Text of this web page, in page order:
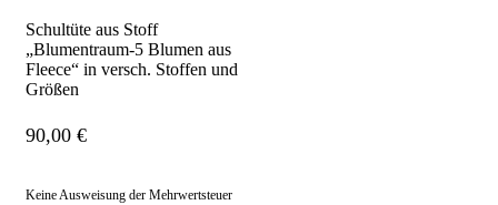
Schultüte aus Stoff
„Blumentraum-5 Blumen aus
Fleece“ in versch. Stoffen und
Größen
90,00 €
Keine Ausweisung der Mehrwertsteuer